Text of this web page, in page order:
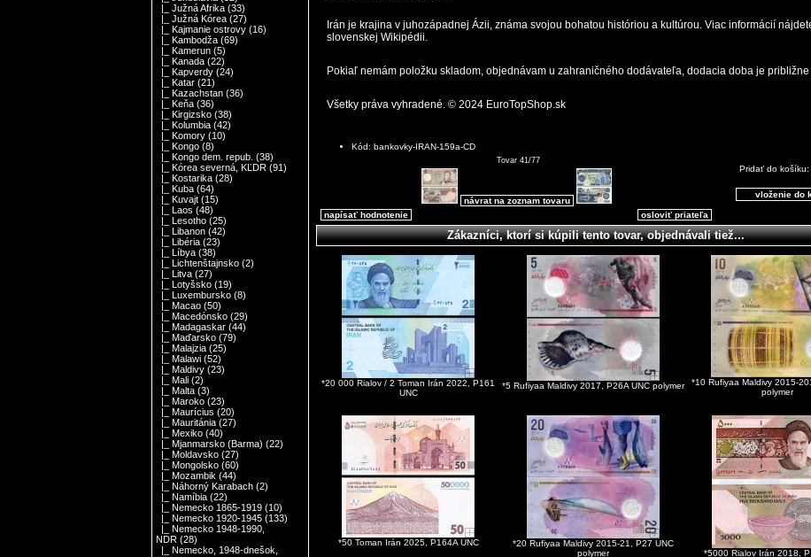
|_ Južná Afrika (33)
|_ Južná Kórea (27)
|_ Kajmanie ostrovy (16)
|_ Kambodža (69)
|_ Kamerun (5)
|_ Kanada (22)
|_ Kapverdy (24)
|_ Katar (21)
|_ Kazachstan (36)
|_ Keňa (36)
|_ Kirgizsko (38)
|_ Kolumbia (42)
|_ Komory (10)
|_ Kongo (8)
|_ Kongo dem. repub. (38)
|_ Kórea severná, KĽDR (91)
|_ Kostarika (28)
|_ Kuba (64)
|_ Kuvajt (15)
|_ Laos (48)
|_ Lesotho (25)
|_ Libanon (42)
|_ Libéria (23)
|_ Líbya (38)
|_ Lichtenštajnsko (2)
|_ Litva (27)
|_ Lotyšsko (19)
|_ Luxembursko (8)
|_ Macao (50)
|_ Macedónsko (29)
|_ Madagaskar (44)
|_ Maďarsko (79)
|_ Malajzia (25)
|_ Malawi (52)
|_ Maldivy (23)
|_ Mali (2)
|_ Malta (3)
|_ Maroko (23)
|_ Maurícius (20)
|_ Mauritánia (27)
|_ Mexiko (40)
|_ Mjanmarsko (Barma) (22)
|_ Moldavsko (27)
|_ Mongolsko (60)
|_ Mozambik (44)
|_ Náhorný Karabach (2)
|_ Namíbia (22)
|_ Nemecko 1865-1919 (10)
|_ Nemecko 1920-1945 (133)
|_ Nemecko 1948-1990,
NDR (28)
|_ Nemecko, 1948-dnešok,
Irán je krajina v juhozápadnej Ázii, známa svojou bohatou históriou a kultúrou. Viac informácií
slovenskej Wikipédii.
Pokiaľ nemám položku skladom, objednávam u zahraničného dodávateľa, dodacia doba je približne
Všetky práva vyhradené. © 2024 EuroTopShop.sk
Pridať do košíku:
Kód: bankovky-IRAN-159a-CD
Tovar 41/77
návrat na zoznam tovaru
osloviť priateľa
napísať hodnotenie
Zákazníci, ktorí si kúpili tento tovar, objednávali tiež...
*20 000 Rialov / 2 Toman Irán 2022, P161
UNC
*5 Rufiyaa Maldivy 2017, P26A UNC polymer
*10 Rufiyaa Maldivy 2015-
polymer
*50 Toman Irán 2025, P164A UNC
*20 Rufiyaa Maldivy 2015-21, P27 UNC
polymer
*5000 Rialov Irán 2018,